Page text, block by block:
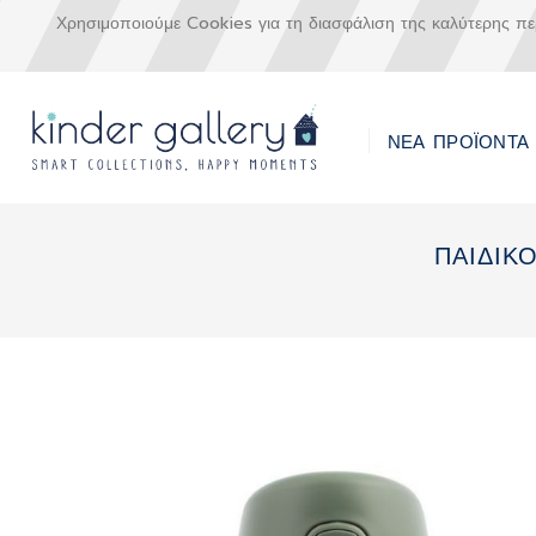
Χρησιμοποιούμε Cookies για τη διασφάλιση της καλύτερης
ΝΕΑ ΠΡΟΪΟΝΤΑ